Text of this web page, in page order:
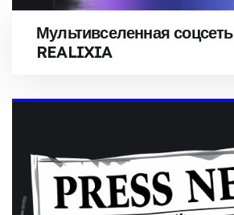
Мультивселенная соцсеть
REALIXIA